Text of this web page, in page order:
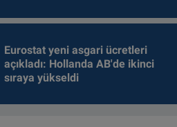
Eurostat yeni asgari ücretleri
açıkladı: Hollanda AB'de ikinci
sıraya yükseldi